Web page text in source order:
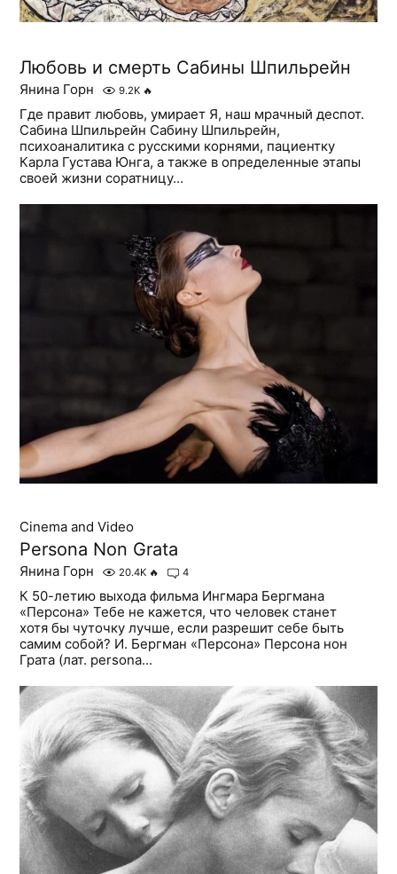
Любовь и смерть Сабины Шпильрейн
Янина Горн 9.2K 🔥
Где правит любовь, умирает Я, наш мрачный деспот.
Сабина Шпильрейн Сабину Шпильрейн,
психоаналитика с русскими корнями, пациентку
Карла Густава Юнга, а также в определенные этапы
своей жизни соратницу...
Cinema and Video
Persona Non Grata
Янина Горн 20.4K 🔥 4
К 50-летию выхода фильма Ингмара Бергмана
«Персона» Тебе не кажется, что человек станет
хотя бы чуточку лучше, если разрешит себе быть
самим собой? И. Бергман «Персона» Персона нон
Грата (лат. persona...